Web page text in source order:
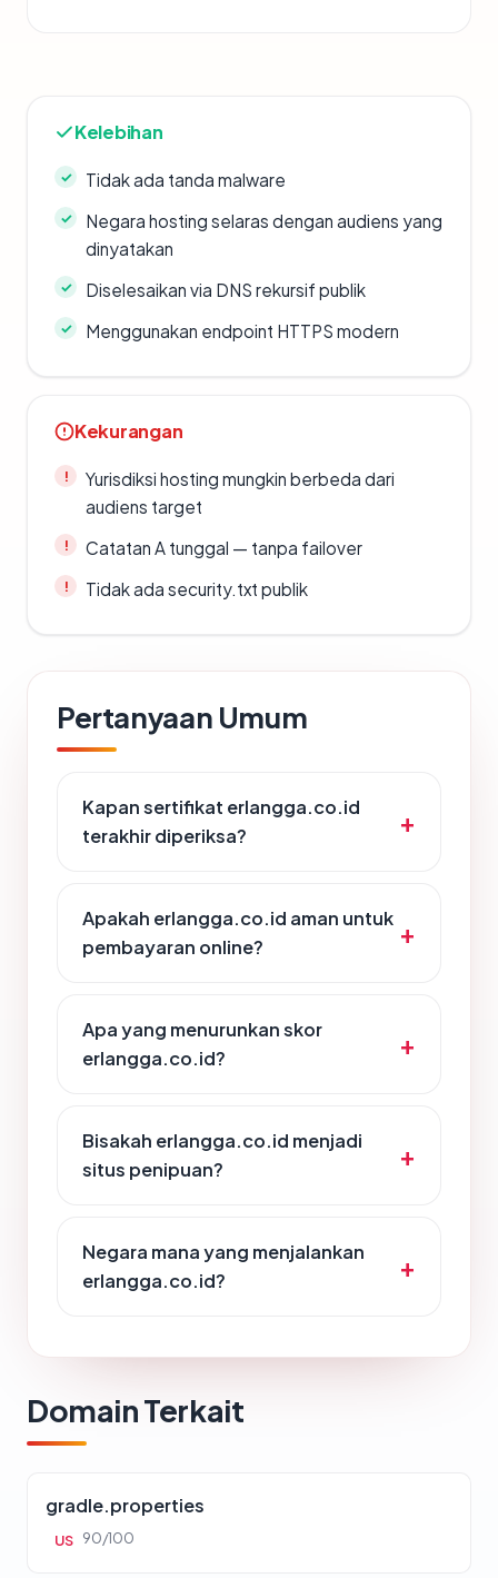
Kelebihan
Tidak ada tanda malware
Negara hosting selaras dengan audiens yang
dinyatakan
Diselesaikan via DNS rekursif publik
Menggunakan endpoint HTTPS modern
Kekurangan
Yurisdiksi hosting mungkin berbeda dari
audiens target
Catatan A tunggal — tanpa failover
Tidak ada security.txt publik
Pertanyaan Umum
Kapan sertifikat erlangga.co.id
terakhir diperiksa?
Apakah erlangga.co.id aman untuk
pembayaran online?
Apa yang menurunkan skor
erlangga.co.id?
Bisakah erlangga.co.id menjadi
situs penipuan?
Negara mana yang menjalankan
erlangga.co.id?
Domain Terkait
gradle.properties
US 90/100